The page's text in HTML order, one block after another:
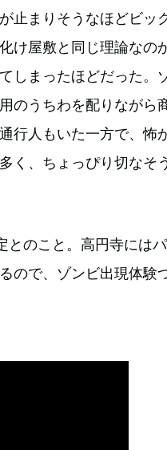
止まりそうなほどビ
け屋敷と同じ理論なの
しまったほどだった。
のうちわを配りながら
行人もいた一方で、怖
く、ちょっぴり切なそ
とのこと。高円寺には
ので、ゾンビ出現体験